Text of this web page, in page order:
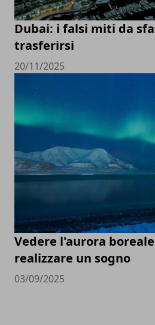
Dubai: i falsi miti da
trasferirsi
20/11/2025
Vedere l'aurora
realizzare un sogno
03/09/2025